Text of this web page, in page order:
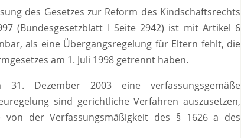
des Gesetzes zur Reform des Kindschaftsrechts
(Bundesgesetzblatt I Seite 2942) ist mit Artikel 6
als eine Übergangsregelung für Eltern fehlt, die
am 1. Juli 1998 getrennt haben.
Dezember 2003 eine verfassungsgemäße
sind gerichtliche Verfahren auszusetzen,
der Verfassungsmäßigkeit des § 1626 a des